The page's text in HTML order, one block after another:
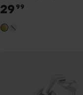
armband valerie
29 99